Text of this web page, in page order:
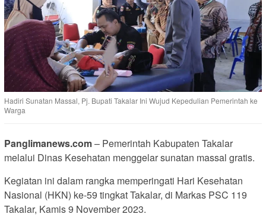
Hadiri Sunatan Massal, Pj. Bupati Takalar Ini Wujud Kepedulian Pemerintah ke
Warga
Panglimanews.com– Pemerintah Kabupaten Takalar
melalui Dinas Kesehatan menggelar sunatan massal gratis.
Kegiatan ini dalam rangka memperingati Hari Kesehatan
Nasional (HKN) ke-59 tingkat Takalar, di Markas PSC 119
Takalar, Kamis 9 November 2023.